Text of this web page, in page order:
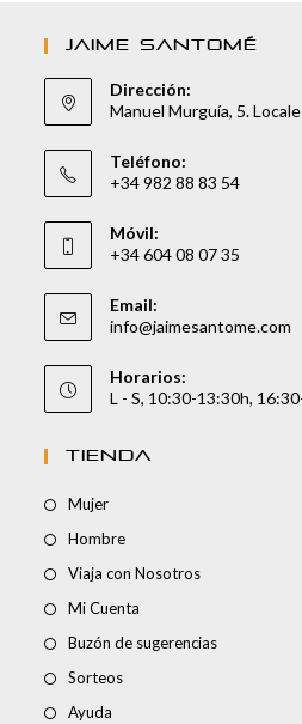
JAIME SANTOMÉ
Dirección:
Manuel Murguía, 5.
Teléfono:
+34 982 88 83 54
Móvil:
+34 604 08 07 35
Email:
info@jaimesantome.com
Horarios:
L - S, 10:30-13:30h,
TIENDA
Mujer
Hombre
Viaja con Nosotros
Mi Cuenta
Buzón de sugerencias
Sorteos
Ayuda